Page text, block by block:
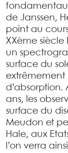
de Janssen,
point au
XXème
un
surface du
extrêmement
ans, les
surface du
Meudon et
Hale, aux
l’on verra